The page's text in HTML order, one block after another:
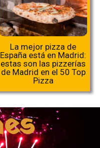
La mejor pizza de
España está en Madrid:
estas son las pizzerías
de Madrid en el 50 Top
Pizza